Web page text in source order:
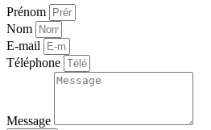
Prénom
Nom
E-mail
Téléphone
Message